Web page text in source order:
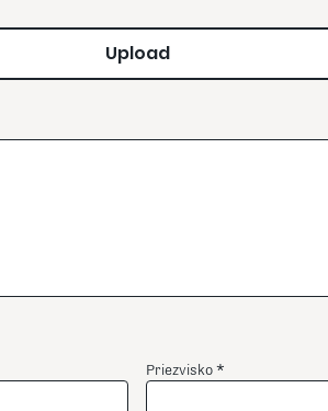
Upload
Priezvisko